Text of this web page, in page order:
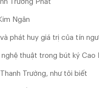
Trương Phát
Ngân
phát huy giá trị của tín
thuật trong bút ký Cao
Trường, như tôi biết